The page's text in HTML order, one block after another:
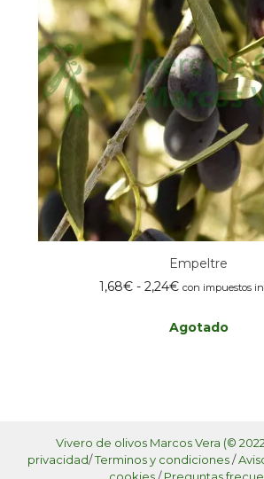
Empeltre
1,68€ - 2,24€Rango
precios:
con impuestos
Agotado
Las
opciones
se
Vivero de olivos Marcos Vera (©
privacidad/Terminos y condiciones/